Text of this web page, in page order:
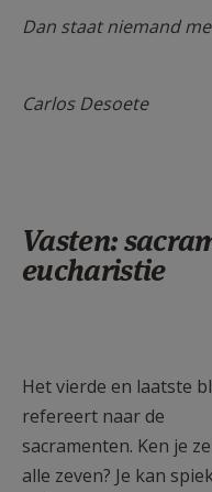
Dan staat niemand
Carlos Desoete
Vasten:
eucharistie
Het vierde en laatste
refereert naar de
sacramenten. Ken je
alle zeven? Je kan